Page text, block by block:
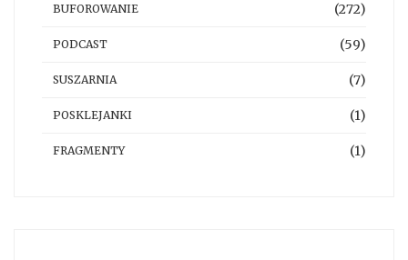
BUFOROWANIE (272)
PODCAST (59)
SUSZARNIA (7)
POSKLEJANKI (1)
FRAGMENTY (1)